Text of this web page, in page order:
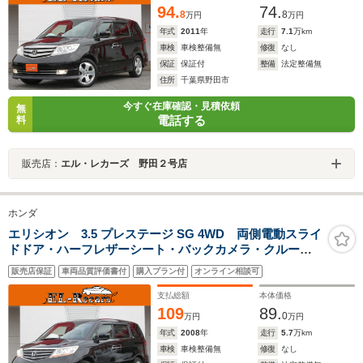
94.8万円 74.8万円
年式
2011年 走行 7.1万km
車検
車検整備無 修復
なし
保証
保証付 整備
法定整備無
住所
千葉県野田市
無
料
今すぐ在庫確認・見積依頼
電話する
販売店： エル・レカーズ 野田２号店
ホンダ
エリシオン 3.5 プレステージ SG 4WD 両側電動スライ
ドドア・ハーフレザーシート・バックカメラ・クルーズ
コントロール・キーレス・オートA/C・ETC・木目調パネ
ル・HIDヘッドライト・ドアバイザー・純正17インチアル
ミ・ウィンカーミラー
販売店保証 車両品質評価書付 購入プラン付 オンライン相談可
支払総額
109万円
本体価格
89.0万円
年式
2008年 走行 5.7万km
車検
車検整備無 修復
なし